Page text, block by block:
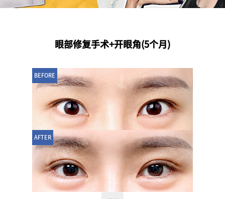
眼部修复手术+开眼角(5个月)
BEFORE
AFTER